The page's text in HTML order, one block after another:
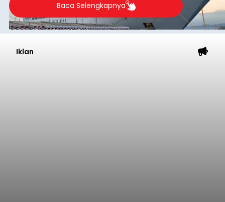
Baca Selengkapnya
Iklan